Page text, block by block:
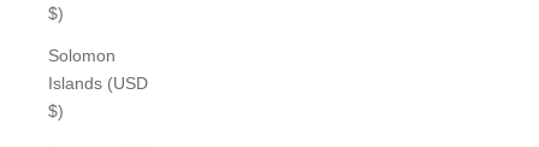
$)
Solomon
Islands (USD
$)